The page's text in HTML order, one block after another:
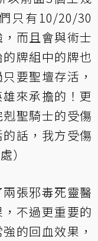
只有10/20/30
而且會與術士
牌組中的牌也
要聖壇存活，
來承擔的！更
聖騎士的受傷
話，我方受傷
）
張邪毒死靈醫
不過更重要的
的回血效果，